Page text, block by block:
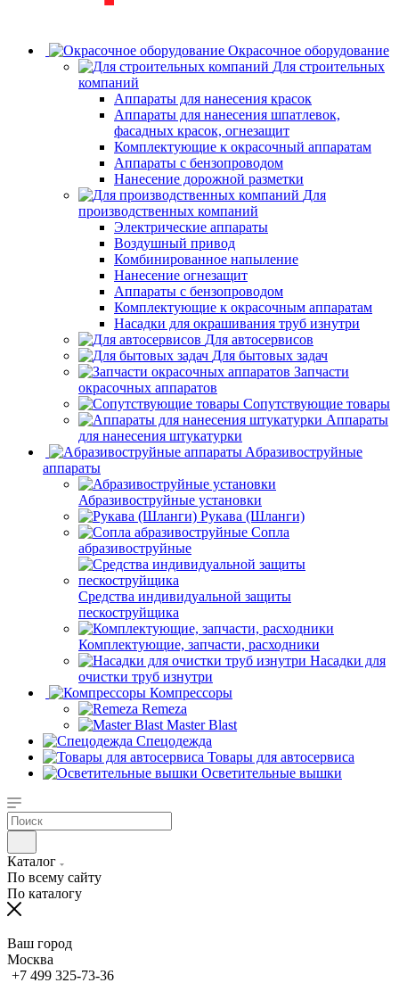
Окрасочное оборудование
Для строительных
компаний
Аппараты для нанесения красок
Аппараты для нанесения шпатлевок,
фасадных красок, огнезащит
Комплектующие к окрасочный аппаратам
Аппараты с бензопроводом
Нанесение дорожной разметки
Для
производственных компаний
Электрические аппараты
Воздушный привод
Комбинированное напыление
Нанесение огнезащит
Аппараты с бензопроводом
Комплектующие к окрасочным аппаратам
Насадки для окрашивания труб изнутри
Для автосервисов
Для бытовых задач
Запчасти
окрасочных аппаратов
Сопутствующие товары
Аппараты
для нанесения штукатурки
Aбразивоструйные
аппараты
Абразивоструйные установки
Рукава (Шланги)
Сопла
абразивоструйные
Средства индивидуальной защиты
пескоструйщика
Комплектующие, запчасти, расходники
Насадки для
очистки труб изнутри
Компрессоры
Remeza
Master Blast
Спецодежда
Товары для автосервиса
Осветительные вышки
Каталог
По всему сайту
По каталогу
Ваш город
Москва
+7 499 325-73-36